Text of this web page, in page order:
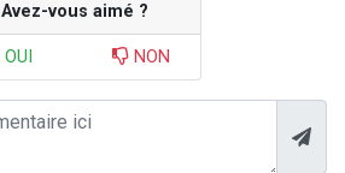
Avez-vous aimé ?
OUI NON